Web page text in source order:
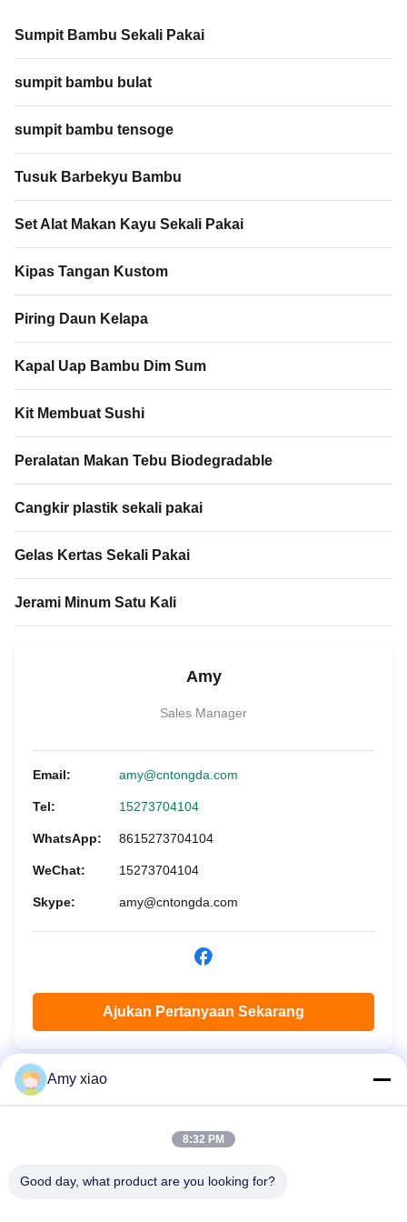
Sumpit Bambu Sekali Pakai
sumpit bambu bulat
sumpit bambu tensoge
Tusuk Barbekyu Bambu
Set Alat Makan Kayu Sekali Pakai
Kipas Tangan Kustom
Piring Daun Kelapa
Kapal Uap Bambu Dim Sum
Kit Membuat Sushi
Peralatan Makan Tebu Biodegradable
Cangkir plastik sekali pakai
Gelas Kertas Sekali Pakai
Jerami Minum Satu Kali
Amy
Sales Manager
Email: amy@cntongda.com
Tel: 15273704104
WhatsApp: 8615273704104
WeChat: 15273704104
Skype: amy@cntongda.com
Ajukan Pertanyaan Sekarang
Amy xiao
8:32 PM
Good day, what product are you looking for?